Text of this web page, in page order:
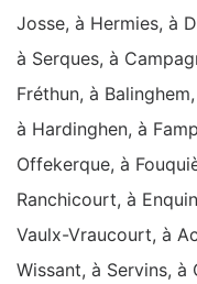
Josse, à Hermies, à
à Serques, à
Fréthun, à
à Hardinghen, à
Offekerque, à
Ranchicourt, à
Vaulx-Vraucourt, à
Wissant, à Servins, à